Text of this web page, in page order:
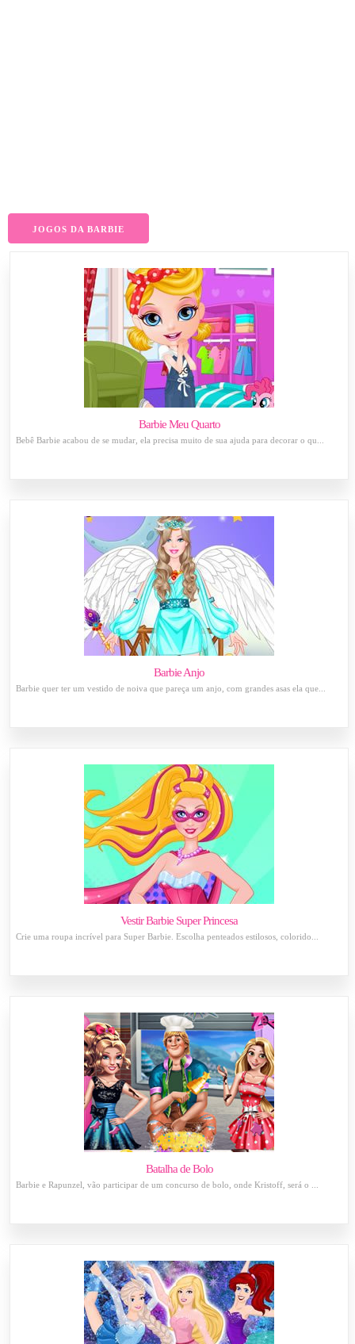
JOGOS DA BARBIE
Barbie Meu Quarto
Bebê Barbie acabou de se mudar, ela precisa muito de sua ajuda para decorar o qu...
Barbie Anjo
Barbie quer ter um vestido de noiva que pareça um anjo, com grandes asas ela que...
Vestir Barbie Super Princesa
Crie uma roupa incrível para Super Barbie. Escolha penteados estilosos, colorido...
Batalha de Bolo
Barbie e Rapunzel, vão participar de um concurso de bolo, onde Kristoff, será o ...